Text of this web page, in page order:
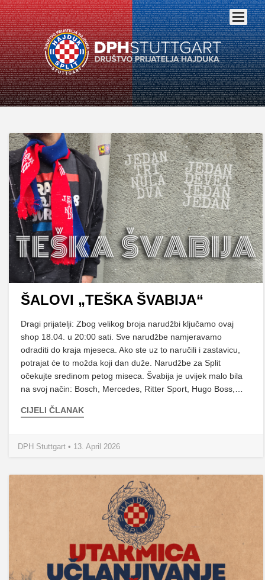
ŠALOVI „TEŠKA ŠVABIJA“
Dragi prijatelji: Zbog velikog broja narudžbi ključamo ovaj
shop 18.04. u 20:00 sati. Sve narudžbe namjeravamo
odraditi do kraja mjeseca. Ako ste uz to naručili i zastavicu,
potrajat će to možda koji dan duže. Narudžbe za Split
očekujte sredinom petog miseca. Švabija je uvijek malo bila
na svoj način: Bosch, Mercedes, Ritter Sport, Hugo Boss,…
CIJELI ČLANAK
DPH Stuttgart • 13. April 2026